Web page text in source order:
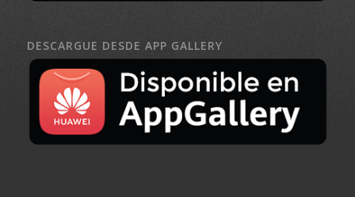
DESCARGUE DESDE APP GALLERY